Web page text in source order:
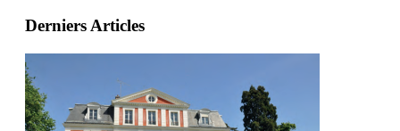
Derniers Articles